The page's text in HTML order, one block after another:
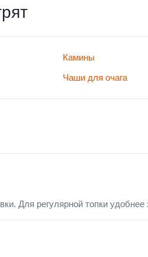
Камины
Чаши для очага
Для регулярной топки удобнее